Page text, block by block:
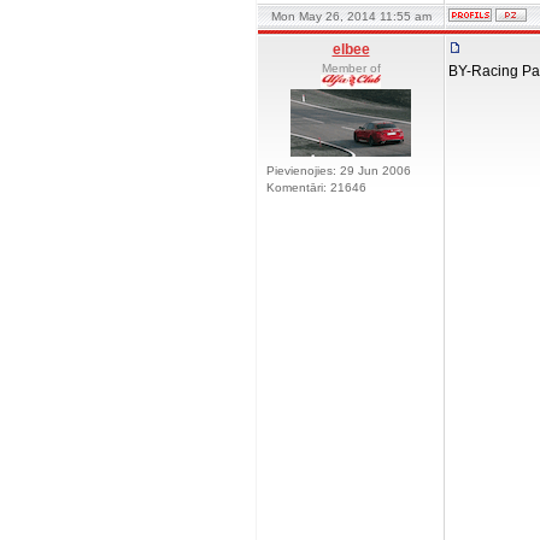
Mon May 26, 2014 11:55 am
elbee
Member of
Pievienojies: 29 Jun 2006
Komentāri: 21646
BY-Racing